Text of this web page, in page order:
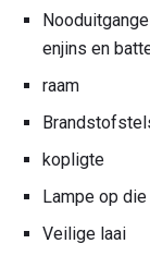
enjins en
raam
kopligte
Lampe op
Veilige laai